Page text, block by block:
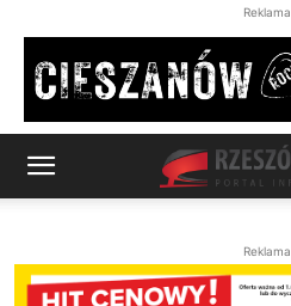
Reklama
Reklama